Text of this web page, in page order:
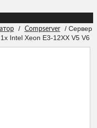
/ Compserver
/ Сервер
Intel Xeon E3-12XX V5 V6